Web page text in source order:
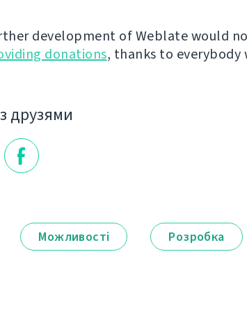
development of Weblate would
donations, thanks to everybody
друзями
Можливості Розробка